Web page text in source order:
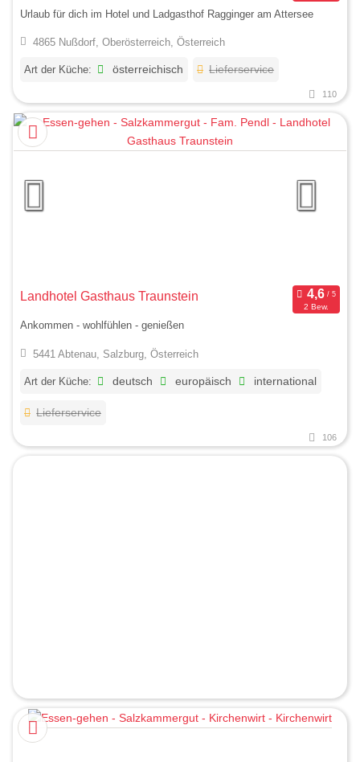
Urlaub für dich im Hotel und Ladgasthof Ragginger am Attersee
4865 Nußdorf, Oberösterreich, Österreich
Art der Küche: österreichisch Lieferservice
110
Landhotel Gasthaus Traunstein
2 Bew.
Ankommen - wohlfühlen - genießen
5441 Abtenau, Salzburg, Österreich
Art der Küche: deutsch europäisch international
Lieferservice
106